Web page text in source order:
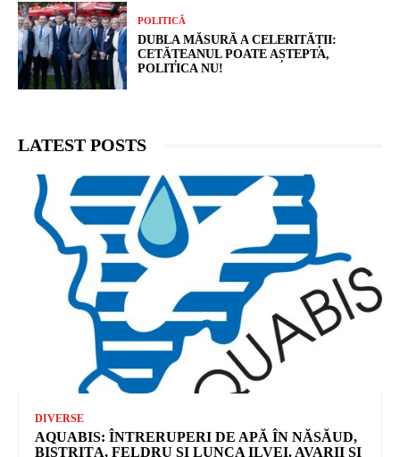
POLITICĂ
DUBLA MĂSURĂ A CELERITĂȚII:
CETĂȚEANUL POATE AȘTEPTA,
POLITICA NU!
LATEST POSTS
DIVERSE
AQUABIS: ÎNTRERUPERI DE APĂ ÎN NĂSĂUD,
BISTRIȚA, FELDRU ȘI LUNCA ILVEI. AVARII ȘI